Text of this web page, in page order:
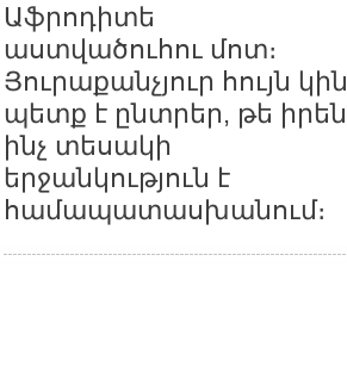
Աֆրոդիտե
աստվածուհու մոտ։
Յուրաքանչյուր հույն կին
պետք է ընտրեր, թե իրեն
ինչ տեսակի
երջանկություն է
համապատասխանում։